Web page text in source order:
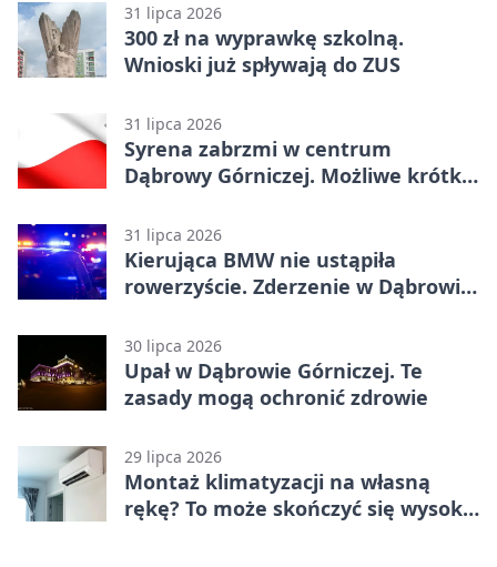
31 lipca 2026
300 zł na wyprawkę szkolną.
Wnioski już spływają do ZUS
31 lipca 2026
Syrena zabrzmi w centrum
Dąbrowy Górniczej. Możliwe krótkie
31 lipca 2026
Kierująca BMW nie ustąpiła
rowerzyście. Zderzenie w Dąbrowie
30 lipca 2026
Upał w Dąbrowie Górniczej. Te
zasady mogą ochronić zdrowie
29 lipca 2026
Montaż klimatyzacji na własną
rękę? To może skończyć się wysoką